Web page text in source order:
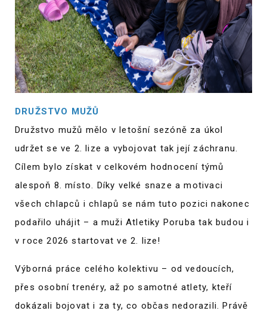
DRUŽSTVO MUŽŮ
Družstvo mužů mělo v letošní sezóně za úkol
udržet se ve 2. lize a vybojovat tak její záchranu.
Cílem bylo získat v celkovém hodnocení týmů
alespoň 8. místo. Díky velké snaze a motivaci
všech chlapců i chlapů se nám tuto pozici nakonec
podařilo uhájit – a muži Atletiky Poruba tak budou i
v roce 2026 startovat ve 2. lize!
Výborná práce celého kolektivu – od vedoucích,
přes osobní trenéry, až po samotné atlety, kteří
dokázali bojovat i za ty, co občas nedorazili. Právě